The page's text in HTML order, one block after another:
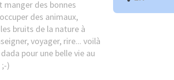
manger des bonnes
des animaux,
bruits de la nature à
voyager, rire... voilà
pour une belle vie au
)